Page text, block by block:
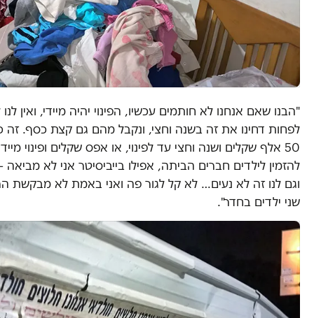
"הבנו שאם אנחנו לא חותמים עכשיו, הפינוי יהיה מיידי, ואין
לפחות דחינו את זה בשנה וחצי, ונקבל מהם גם קצת כסף. זה
50 אלף שקלים ושנה וחצי עד לפינוי, או אפס שקלים ופינוי
להזמין לילדים חברים הביתה, אפילו בייביסיטר אני לא
וגם לנו זה לא נעים… לא קל לגור פה ואני באמת לא מבקשת
שני ילדים בחדר".